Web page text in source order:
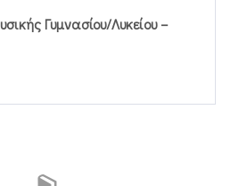
Γυμνασίου/Λυκείου –